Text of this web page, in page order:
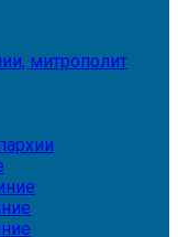
митрополит